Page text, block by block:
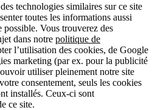
technologies similaires sur ce site
toutes les informations aussi
Vous trouverez des
dans notre politique de
l’utilisation des cookies, de Google
marketing (par ex. pour la publicité
utiliser pleinement notre site
consentement, seuls les cookies
installés. Ceux-ci sont
ce site.